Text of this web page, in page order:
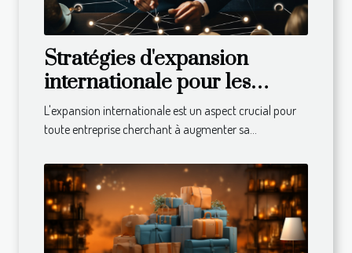
Stratégies d'expansion
internationale pour les
entreprises
L'expansion internationale est un aspect crucial pour
toute entreprise cherchant à augmenter sa...